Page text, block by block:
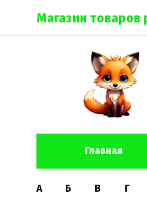
Магазин товаров
Главная
А Б В Г